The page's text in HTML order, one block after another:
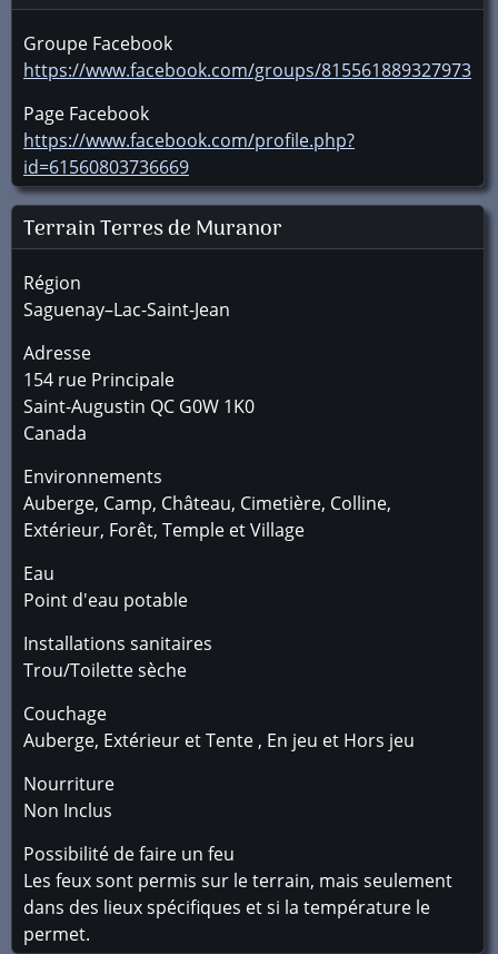
Groupe Facebook
https://www.facebook.com/groups/815561889327973
Page Facebook
https://www.facebook.com/profile.php?
id=61560803736669
Terrain Terres de Muranor
Région
Saguenay–Lac-Saint-Jean
Adresse
154 rue Principale
Saint-Augustin QC G0W 1K0
Canada
Environnements
Auberge, Camp, Château, Cimetière, Colline,
Extérieur, Forêt, Temple et Village
Eau
Point d'eau potable
Installations sanitaires
Trou/Toilette sèche
Couchage
Auberge, Extérieur et Tente , En jeu et Hors jeu
Nourriture
Non Inclus
Possibilité de faire un feu
Les feux sont permis sur le terrain, mais seulement
dans des lieux spécifiques et si la température le
permet.